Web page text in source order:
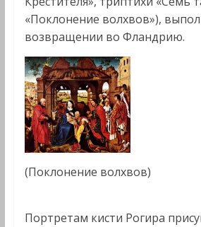
«Поклонение волхвов»),
возвращении во Фландрию.
(Поклонение волхвов)
Портретам кисти Рогира